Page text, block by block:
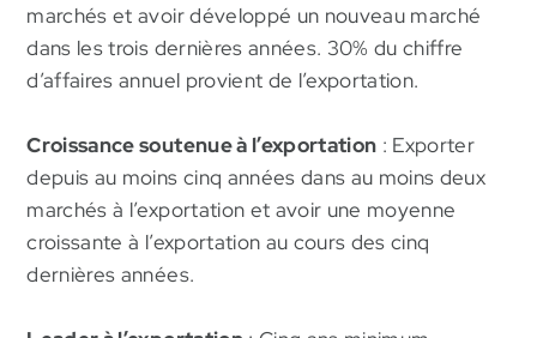
une société publique (cotées en bourse)
ou privée ;
basée en partie ou en totalité (un
établissement majeur) dans la région des
Laurentides[1]et y être décisionnelles au
niveau du développement des marchés
hors Québec ;
marchés et avoir développé un nouveau marché
dans les trois dernières années. 30% du chiffre
d’affaires annuel provient de l’exportation.
Croissance soutenue à l’exportation : Exporter
depuis au moins cinq années dans au moins deux
marchés à l’exportation et avoir une moyenne
croissante à l’exportation au cours des cinq
dernières années.